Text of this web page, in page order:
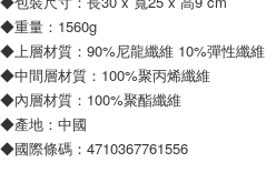
◆重量：1560g
◆上層材質：90%尼龍纖維 10%彈性纖維
◆中間層材質：100%聚丙烯纖維
◆內層材質：100%聚酯纖維
◆產地：中國
◆國際條碼：4710367761556